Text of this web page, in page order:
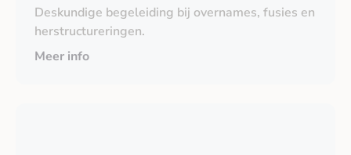
Deskundige begeleiding bij overnames, fusies en
herstructureringen.
Meer info